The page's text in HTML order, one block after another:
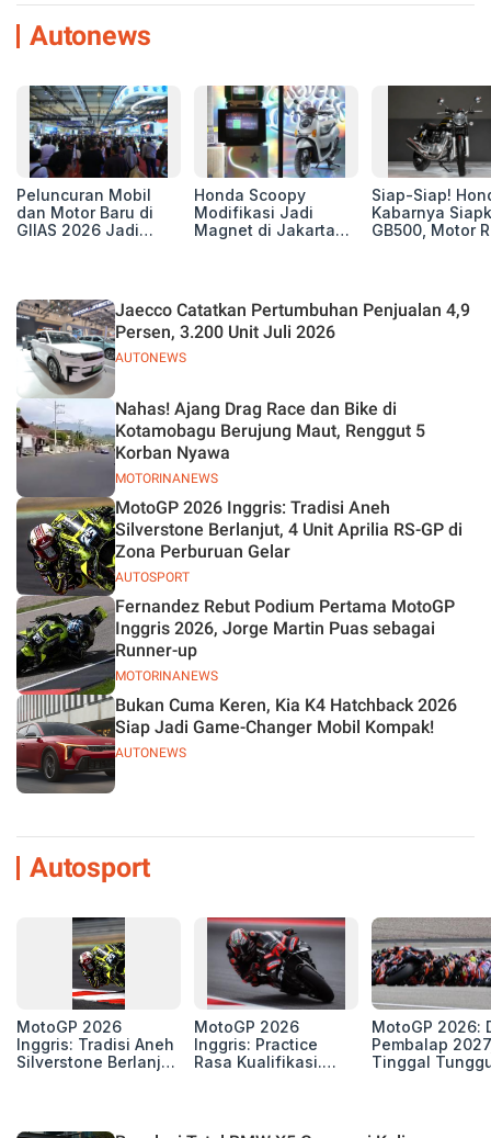
Autonews
Peluncuran Mobil
dan Motor Baru di
GIIAS 2026 Jadi
Honda Scoopy
Modifikasi Jadi
Magnet di Jakarta
Siap-Siap!
Kabarnya
GB500, Motor
AUTONEWS
Jaecco Catatkan Pertumbuhan Penjualan 4,9
Persen, 3.200 Unit Juli 2026
MOTORINANEWS
Nahas! Ajang Drag Race dan Bike di
Kotamobagu Berujung Maut, Renggut 5
Korban Nyawa
AUTOSPORT
MotoGP 2026 Inggris: Tradisi Aneh
Silverstone Berlanjut, 4 Unit Aprilia RS-GP di
Zona Perburuan Gelar
MOTORINANEWS
Fernandez Rebut Podium Pertama MotoGP
Inggris 2026, Jorge Martin Puas sebagai
Runner-up
AUTONEWS
Bukan Cuma Keren, Kia K4 Hatchback 2026
Siap Jadi Game-Changer Mobil Kompak!
Autosport
MotoGP 2026
Inggris: Tradisi Aneh
Silverstone Berlanjut,
MotoGP 2026
Inggris: Practice
Rasa Kualifikasi.
Silverstone!
MotoGP 2026:
Pembalap
Tinggal